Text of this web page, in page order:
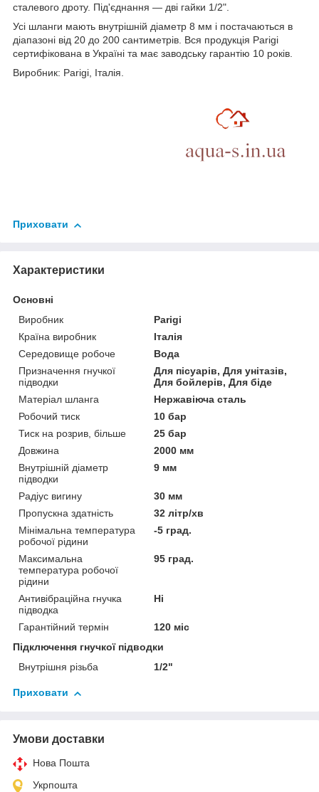
сталевого дроту. Під'єднання — дві гайки 1/2".
Усі шланги мають внутрішній діаметр 8 мм і постачаються в
діапазоні від 20 до 200 сантиметрів. Вся продукція Parigi
сертифікована в Україні та має заводську гарантію 10 років.
Виробник: Parigi, Італія.
Приховати
Характеристики
Основні
Виробник
Parigi
Країна виробник
Італія
Середовище робоче
Вода
Призначення гнучкої
підводки
Для пісуарів, Для унітазів,
Для бойлерів, Для біде
Матеріал шланга
Нержавіюча сталь
Робочий тиск
10 бар
Тиск на розрив, більше
25 бар
Довжина
2000 мм
Внутрішній діаметр
підводки
9 мм
Радіус вигину
30 мм
Пропускна здатність
32 літр/хв
Мінімальна температура
робочої рідини
-5 град.
Максимальна
температура робочої
рідини
95 град.
Антивібраційна гнучка
підводка
Ні
Гарантійний термін
120 міс
Підключення гнучкої підводки
Внутрішня різьба
1/2"
Приховати
Умови доставки
Нова Пошта
Укрпошта